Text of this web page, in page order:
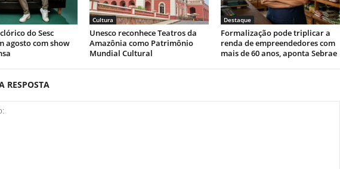
do Sesc
agosto com show
Cultura
Unesco reconhece Teatros da
Amazônia como Patrimônio
Mundial Cultural
Destaque
Formalização pode triplicar a
renda de empreendedores com
mais de 60 anos, aponta Sebrae
RESPOSTA